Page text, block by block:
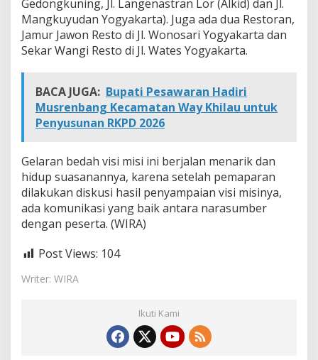
Gedongkuning, Jl. Langenastran Lor (Alkid) dan Jl.
Mangkuyudan Yogyakarta). Juga ada dua Restoran,
Jamur Jawon Resto di Jl. Wonosari Yogyakarta dan
Sekar Wangi Resto di Jl. Wates Yogyakarta.
BACA JUGA: Bupati Pesawaran Hadiri
Musrenbang Kecamatan Way Khilau untuk
Penyusunan RKPD 2026
Gelaran bedah visi misi ini berjalan menarik dan
hidup suasanannya, karena setelah pemaparan
dilakukan diskusi hasil penyampaian visi misinya,
ada komunikasi yang baik antara narasumber
dengan peserta. (WIRA)
Post Views: 104
Writer: WIRA
Ikuti Kami